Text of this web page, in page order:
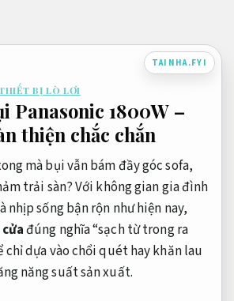
TAINHA.FYI
BỊ LÒ LƠI
Panasonic 1800W –
thiện chắc chắn
mà bụi vẫn bám đầy góc sofa,
trải sàn? Với không gian gia đình
nhịp sống bận rộn như hiện nay,
đúng nghĩa “sạch từ trong ra
chỉ dựa vào chổi quét hay khăn lau
năng suất sản xuất.